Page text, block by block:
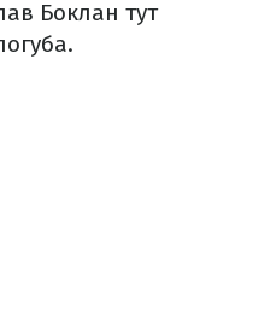
Боклан тут